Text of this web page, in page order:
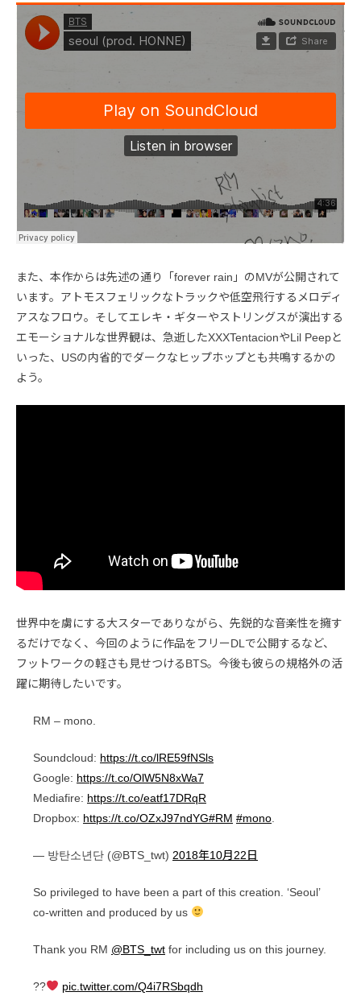
また、本作からは先述の通り「forever rain」のMVが公開されて
います。アトモスフェリックなトラックや低空飛行するメロディ
アスなフロウ。そしてエレキ・ギターやストリングスが演出する
エモーショナルな世界観は、急逝したXXXTentacionやLil Peepと
いった、USの内省的でダークなヒップホップとも共鳴するかの
よう。
世界中を虜にする大スターでありながら、先鋭的な音楽性を擁す
るだけでなく、今回のように作品をフリーDLで公開するなど、
フットワークの軽さも見せつけるBTS。今後も彼らの規格外の活
躍に期待したいです。
RM – mono.
Soundcloud: https://t.co/lRE59fNSls
Google: https://t.co/OlW5N8xWa7
Mediafire: https://t.co/eatf17DRqR
Dropbox: https://t.co/OZxJ97ndYG#RM #mono
— 방탄소년단 (@BTS_twt) 2018年10月22日
So privileged to have been a part of this creation. ‘Seoul’
co-written and produced by us
Thank you RM @BTS_twt for including us on this journey.
?? pic.twitter.com/Q4i7RSbqdh